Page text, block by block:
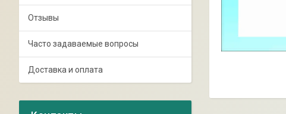
Отзывы
Часто задаваемые вопросы
Доставка и оплата